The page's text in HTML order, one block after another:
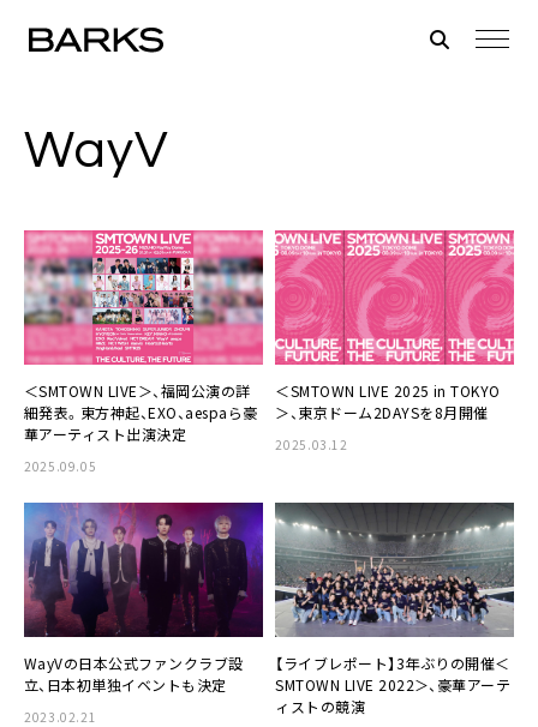
WayV
＜SMTOWN LIVE＞、福岡公演の詳
細発表。東方神起、EXO、aespaら豪
華アーティスト出演決定
2025.09.05
＜SMTOWN LIVE 2025 in TOKYO
＞、東京ドーム2DAYSを8月開催
2025.03.12
WayVの日本公式ファンクラブ設
立、日本初単独イベントも決定
2023.02.21
【ライブレポート】3年ぶりの開催＜
SMTOWN LIVE 2022＞、豪華アーテ
ィストの競演